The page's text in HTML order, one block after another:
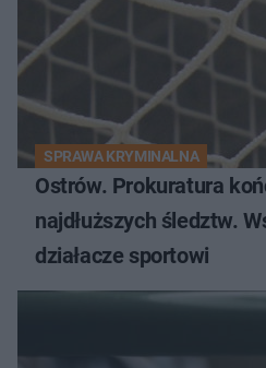
SPRAWA KRYMINALNA
Ostrów. Prokuratura
najdłuższych śledztw.
działacze sportowi